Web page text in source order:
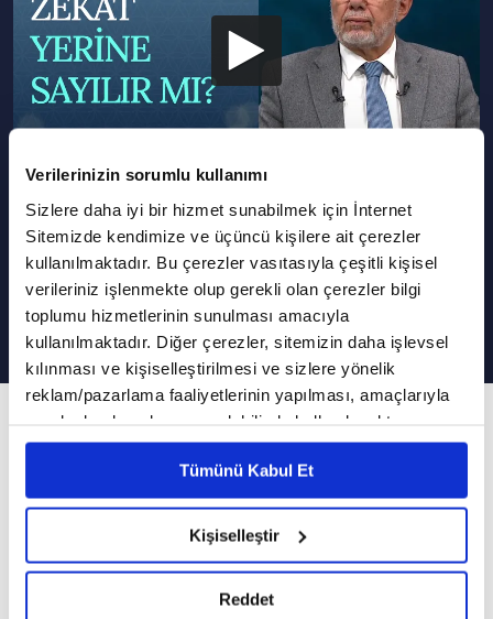
Verilerinizin sorumlu kullanımı
Sizlere daha iyi bir hizmet sunabilmek için İnternet
Sitemizde kendimize ve üçüncü kişilere ait çerezler
kullanılmaktadır. Bu çerezler vasıtasıyla çeşitli kişisel
verileriniz işlenmekte olup gerekli olan çerezler bilgi
toplumu hizmetlerinin sunulması amacıyla
kullanılmaktadır. Diğer çerezler, sitemizin daha işlevsel
kılınması ve kişiselleştirilmesi ve sizlere yönelik
reklam/pazarlama faaliyetlerinin yapılması, amaçlarıyla
sınırlı olarak açık rızanız dahilinde kullanılacaktır.
Çerezlere ilişkin tercihlerinizi çerez paneli vasıtasıyla
belirleyebilirsiniz. Çerezlere ilişkin detaylı bilgi için
Ayarlar butonuna tıklayabilir,Çerez Bilgilendirme
Metnimizi ziyaret edebilirsiniz.
hazırlanmış olan İnternet Sitesi Aydınlatma Metnimizi
okumak ve sitemizi ziyaretiniz kapsamında
Tümünü Kabul Et
Kişiselleştir
Reddet
Podcast Olarak Dinle Programın Tüm Podcastleri
Alacaklar Zekat Yerine Sayılır Mı?
231. Bölüm
VAV TV, İslam'ın Işığında Günümüz Meseleleri
programında Diyanet İşleri Başkanlığı (DİB)
Yüksek İstişare Kurulu eski üyesi Dr. Hüseyin
Kayapınar sorularınızı cevaplandırmaya devam